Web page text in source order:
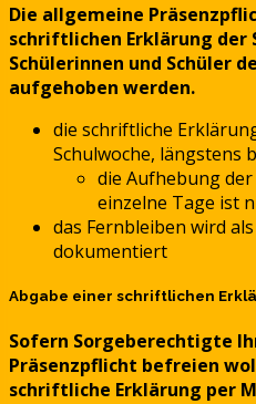
Die allgemeine
schriftlichen Erklärung
Schülerinnen und Schüler
aufgehoben werden.
die schriftliche
Schulwoche, längstens
die Aufhebung
einzelne Tage ist
das Fernbleiben wird
dokumentiert
Abgabe einer schriftlichen
Sofern Sorgeberechtigte
Präsenzpflicht befreien
schriftliche Erklärung per